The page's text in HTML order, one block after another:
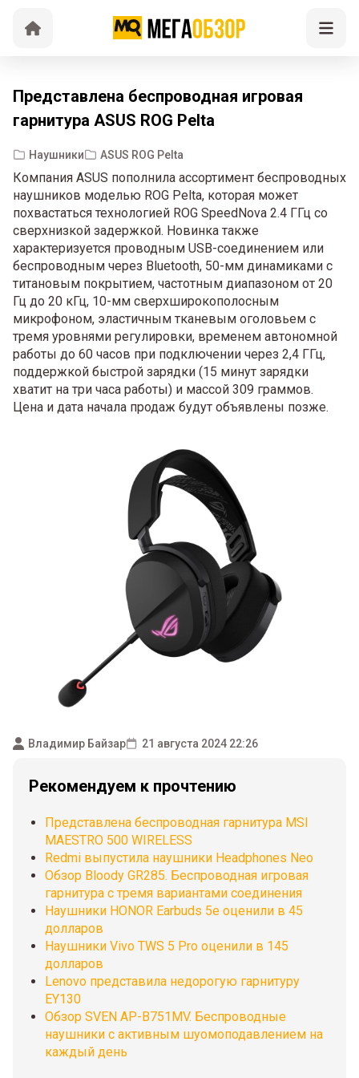
Представлена беспроводная игровая
гарнитура ASUS ROG Pelta
Наушники ASUS ROG Pelta
Компания ASUS пополнила ассортимент беспроводных
наушников моделью ROG Pelta, которая может
похвастаться технологией ROG SpeedNova 2.4 ГГц со
сверхнизкой задержкой. Новинка также
характеризуется проводным USB-соединением или
беспроводным через Bluetooth, 50-мм динамиками с
титановым покрытием, частотным диапазоном от 20
Гц до 20 кГц, 10-мм сверхширокополосным
микрофоном, эластичным тканевым оголовьем с
тремя уровнями регулировки, временем автономной
работы до 60 часов при подключении через 2,4 ГГц,
поддержкой быстрой зарядки (15 минут зарядки
хватит на три часа работы) и массой 309 граммов.
Цена и дата начала продаж будут объявлены позже.
Владимир Байзар 21 августа 2024 22:26
Рекомендуем к прочтению
Представлена беспроводная гарнитура MSI
MAESTRO 500 WIRELESS
Redmi выпустила наушники Headphones Neo
Обзор Bloody GR285. Беспроводная игровая
гарнитура с тремя вариантами соединения
Наушники HONOR Earbuds 5e оценили в 45
долларов
Наушники Vivo TWS 5 Pro оценили в 145
долларов
Lenovo представила недорогую гарнитуру
EY130
Обзор SVEN AP-B751MV. Беспроводные
наушники с активным шуомоподавлением на
каждый день